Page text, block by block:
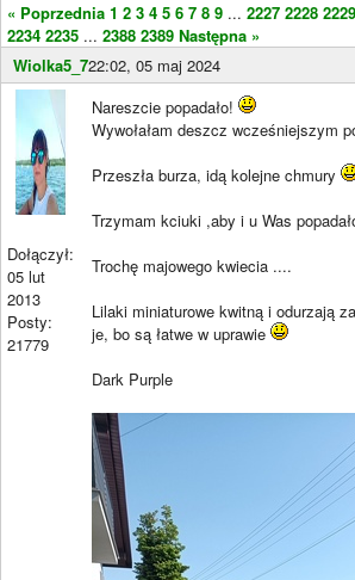
« Poprzednia 1 2 3 4 5 6 7 8 9 ... 2227 2228 2229
2234 2235 ... 2388 2389 Następna »
Wiolka5_722:02, 05 maj 2024
Dołączył:
05 lut
2013
Posty:
21779
Nareszcie popadało!
Wywołałam deszcz wcześniejszym
Przeszła burza, idą kolejne chmury
Trzymam kciuki ,aby i u Was
Trochę majowego kwiecia ....
Lilaki miniaturowe kwitną i odurzają
je, bo są łatwe w uprawie
Dark Purple